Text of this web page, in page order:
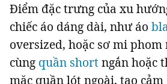
Tiện ích Bạn
Điểm đặc trưng của xu
chiếc áo dáng dài, như áo
oversized, hoặc sơ mi
cùng quần shortngắn hoặc
mặc quần lót ngoài, tạo